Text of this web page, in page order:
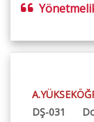
DŞ-031